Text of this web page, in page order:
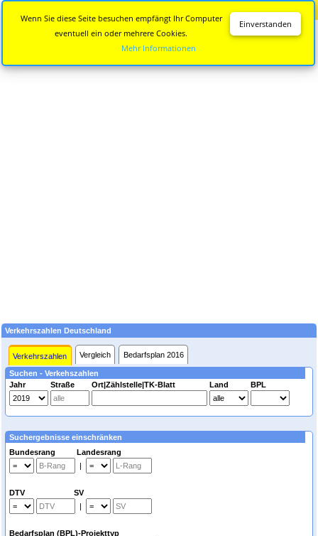
Verkehrszahlen Deutschland
Verkehrszahlen Vergleich Bedarfsplan 2016
Suchen - Verkehszahlen
Jahr
Straße Ort|Zählstelle|TK-Blatt Land BPL
Suchergebnisse einschränken
Bundesrang Landesrang
|
DTV SV
|
Bedarfsplan (BPL)-Projekttyp
Einverstanden
Wenn Sie diese Seite besuchen empfängt Ihr Computer
eventuell ein oder mehrere Cookies.
Mehr Informationen